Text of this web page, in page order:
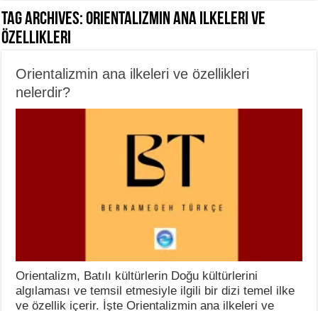
Tag Archives:Orientalizmin ana ilkeleri ve
özellikleri
Orientalizmin ana ilkeleri ve özellikleri
nelerdir?
Orientalizm, Batılı kültürlerin Doğu kültürlerini
algılaması ve temsil etmesiyle ilgili bir dizi temel ilke
ve özellik içerir. İşte Orientalizmin ana ilkeleri ve